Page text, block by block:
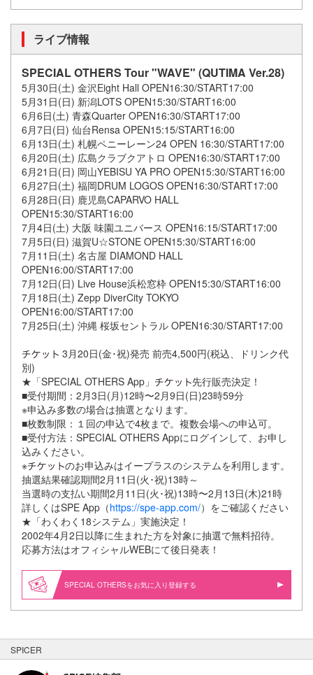
ライブ情報
SPECIAL OTHERS Tour "WAVE" (QUTIMA Ver.28)
5月30日(土) 金沢Eight Hall OPEN16:30/START17:00
5月31日(日) 新潟LOTS OPEN15:30/START16:00
6月6日(土) 青森Quarter OPEN16:30/START17:00
6月7日(日) 仙台Rensa OPEN15:15/START16:00
6月13日(土) 札幌ペニーレーン24 OPEN 16:30/START17:00
6月20日(土) 広島クラブクアトロ OPEN16:30/START17:00
6月21日(日) 岡山YEBISU YA PRO OPEN15:30/START16:00
6月27日(土) 福岡DRUM LOGOS OPEN16:30/START17:00
6月28日(日) 鹿児島CAPARVO HALL
OPEN15:30/START16:00
7月4日(土) 大阪 味園ユニバース OPEN16:15/START17:00
7月5日(日) 滋賀U☆STONE OPEN15:30/START16:00
7月11日(土) 名古屋 DIAMOND HALL
OPEN16:00/START17:00
7月12日(日) Live House浜松窓枠 OPEN15:30/START16:00
7月18日(土) Zepp DiverCity TOKYO
OPEN16:00/START17:00
7月25日(土) 沖縄 桜坂セントラル OPEN16:30/START17:00
3月20日(金･祝)発売 前売4,500円(税込、ドリンク代
別)
★「SPECIAL OTHERS App」
先行販売決定！
■受付期間：2月3日(月)12時〜2月9日(日)23時59分
※申込み多数の場合は抽選となります。
■枚数制限：１回の申込で4枚まで。複数会場への申込可。
■受付方法：SPECIAL OTHERS Appにログインして、お申し
込みください。
※
のお申込みはイープラスのシステムを利用します。
抽選結果確認期間2月11日(火･祝)13時～
当選時の支払い期間2月11日(火･祝)13時〜2月13日(木)21時
詳しくはSPE App（https://spe-app.com/）をご確認ください
★「わくわく18システム」実施決定！
2002年4月2日以降に生まれた方を対象に抽選で無料招待。
応募方法はオフィシャルWEBにて後日発表！
SPECIAL OTHERSをお気に入り登録する
SPICER